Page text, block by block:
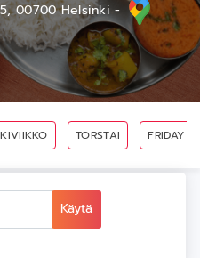
00700 Helsinki -
TORSTAI FRIDAY
Käytä